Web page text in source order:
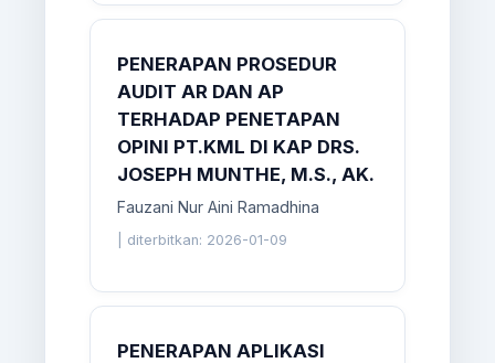
PENERAPAN PROSEDUR
AUDIT AR DAN AP
TERHADAP PENETAPAN
OPINI PT.KML DI KAP DRS.
JOSEPH MUNTHE, M.S., AK.
Fauzani Nur Aini Ramadhina
diterbitkan: 2026-01-09
PENERAPAN APLIKASI